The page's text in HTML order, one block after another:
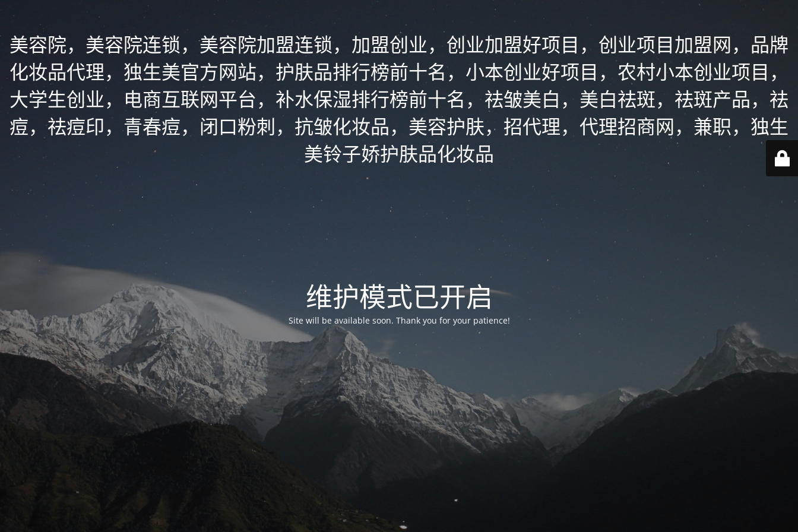
美容院，美容院连锁，美容院加盟连锁，加盟创业，创业加盟好项目，创业项目加盟网，品牌
化妆品代理，独生美官方网站，护肤品排行榜前十名，小本创业好项目，农村小本创业项目，
大学生创业，电商互联网平台，补水保湿排行榜前十名，祛皱美白，美白祛斑，祛斑产品，祛
痘，祛痘印，青春痘，闭口粉刺，抗皱化妆品，美容护肤，招代理，代理招商网，兼职，独生
美铃子娇护肤品化妆品
维护模式已开启
Site will be available soon. Thank you for your patience!